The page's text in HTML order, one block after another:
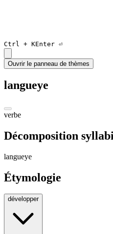
Ctrl + KEnter ⏎
Ouvrir le panneau de thèmes
langueye
verbe
Décomposition
langueye
Étymologie
développer